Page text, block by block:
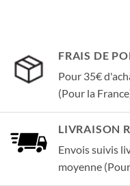
FRAIS DE
Pour 35€
(Pour la
LIVRAISON
Envois suivis
moyenne